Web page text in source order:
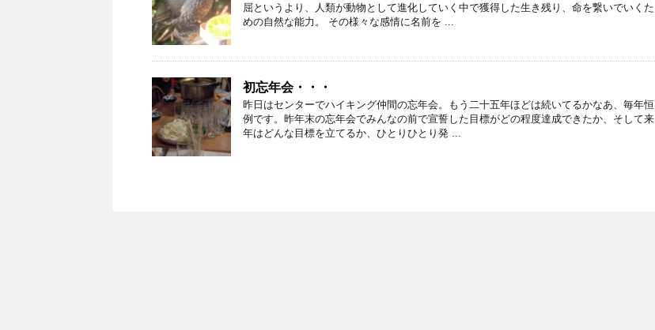
屈というより、人類が動物として進化していく中で獲得した生き残り、命を繋いでいくた
めの自然な能力。 その様々な感情に名前を ...
初忘年会・・・
昨日はセンターでハイキング仲間の忘年会。もう二十五年ほどは続いてるかなあ、毎年恒
例です。昨年末の忘年会でみんなの前で宣誓した目標がどの程度達成できたか、そして来
年はどんな目標を立てるか、ひとりひとり発 ...